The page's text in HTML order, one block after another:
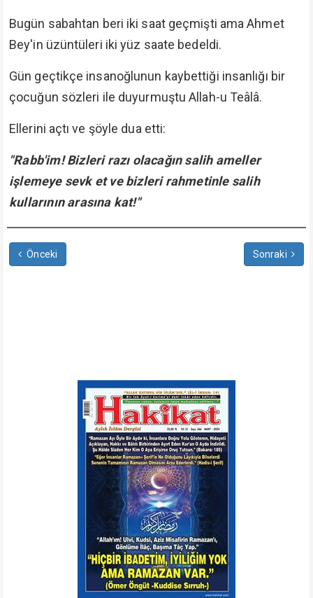
Bugün sabahtan beri iki saat geçmişti ama Ahmet
Bey'in üzüntüleri iki yüz saate bedeldi.
Gün geçtikçe insanoğlunun kaybettiği insanlığı bir
çocuğun sözleri ile duyurmuştu Allah-u Teâlâ.
Ellerini açtı ve şöyle dua etti:
"Rabb'im! Bizleri razı olacağın salih ameller
işlemeye sevk et ve bizleri rahmetinle salih
kullarının arasına kat!"
Önceki Sonraki